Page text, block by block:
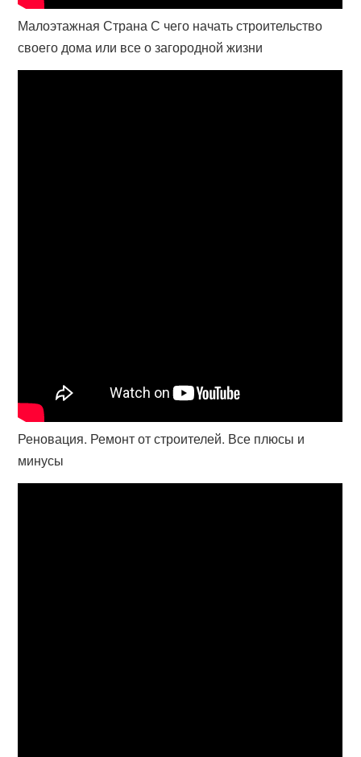
Малоэтажная Страна С чего начать строительство
своего дома или все о загородной жизни
Реновация. Ремонт от строителей. Все плюсы и
минусы